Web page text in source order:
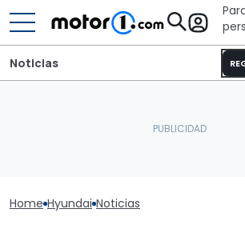
Noticias
Home Hyundai Noticias